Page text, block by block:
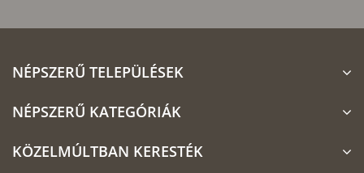
NÉPSZERŰ TELEPÜLÉSEK
NÉPSZERŰ KATEGÓRIÁK
KÖZELMÚLTBAN KERESTÉK